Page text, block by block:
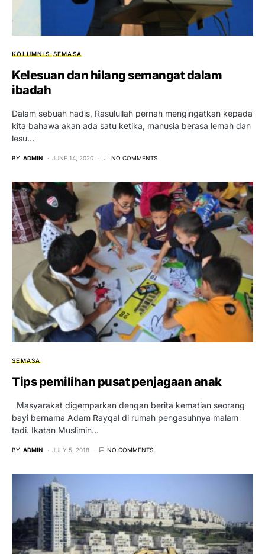
KOLUMNIS SEMASA
Kelesuan dan hilang semangat dalam
ibadah
Dalam sebuah hadis, Rasulullah pernah mengingatkan kepada
kita bahawa akan ada satu ketika, manusia berasa lemah dan
lesu…
BY ADMIN JUNE 14, 2020 NO COMMENTS
SEMASA
Tips pemilihan pusat penjagaan anak
Masyarakat digemparkan dengan berita kematian seorang
bayi bernama Adam Rayqal di rumah pengasuhnya malam
tadi. Ikatan Muslimin…
BY ADMIN JULY 5, 2018 NO COMMENTS